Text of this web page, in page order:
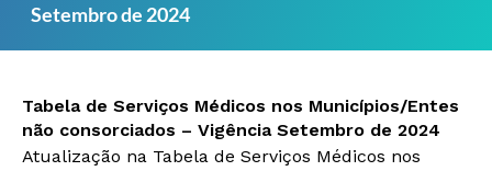
Setembro de 2024
Tabela de Serviços Médicos nos Municípios/Entes
não consorciados – Vigência Setembro de 2024
Atualização na Tabela de Serviços Médicos nos